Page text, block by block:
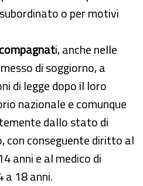
o per motivi
i, anche nelle
di soggiorno, a
di legge dopo il loro
nazionale e comunque
dallo stato di
con conseguente diritto al
anni e al medico di
a 18 anni.